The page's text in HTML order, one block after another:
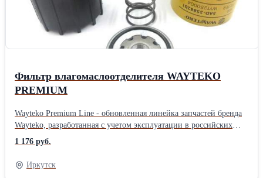
производстве осуществляется дополнительный контроль качества
Новая прочная упаковка гарантирует отсутствие повреждений
при транспортировке и хранении запчастей На все запчасти
распространяется гарантия в соответствии с
законодательствомПроизводитель: Wayteko Тип техники:
Фильтр влагомаслоотделителя WAYTEKO
PREMIUM
Wayteko Premium Line - обновленная линейка запчастей бренда
Wayteko, разработанная с учетом эксплуатации в российских
условиях. Все запчасти произведены в Китае на предприятиях с
современным оборудованием, дополнительным контролем
качества. В каждой упаковке есть сертификат качества. Все
предприятия, выпускающие Wayteko Premium Line прошли
1 176 руб.
Иркутск